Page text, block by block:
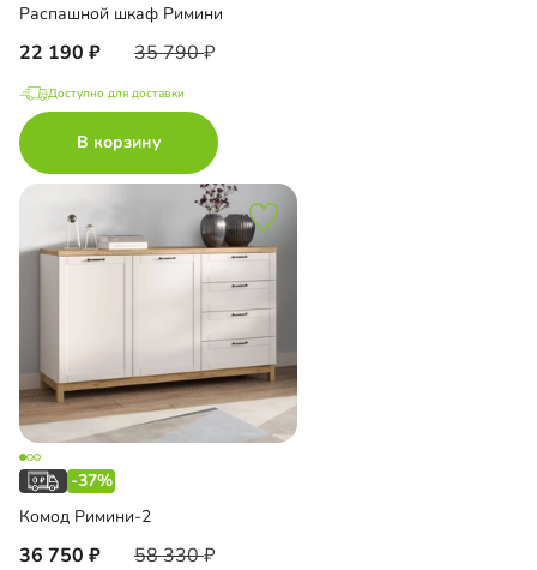
Распашной шкаф Римини
22 190 35 790
Доступно для доставки
В корзину
-37%
Комод Римини-2
36 750 58 330